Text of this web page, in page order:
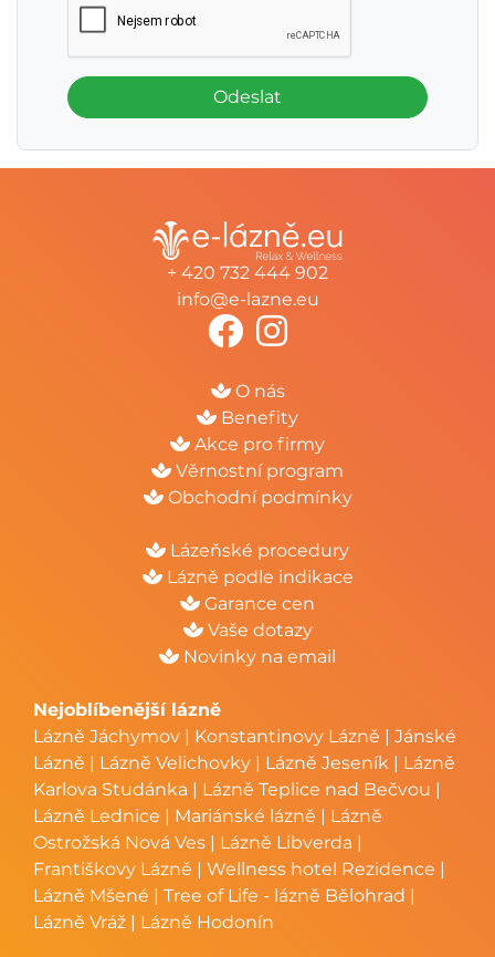
Odeslat
+ 420 732 444 902
info@e-lazne.eu
O nás
Benefity
Akce pro firmy
Věrnostní program
Obchodní podmínky
Lázeňské procedury
Lázně podle indikace
Garance cen
Vaše dotazy
Novinky na email
Nejoblíbenější lázně
Lázně Jáchymov
Konstantinovy Lázně
Jánské
Lázně | Lázně Velichovky Lázně Jeseník
Lázně
Karlova Studánka
Lázně Teplice nad Bečvou
Lázně Lednice
Mariánské lázně
Lázně
Ostrožská Nová Ves
Lázně Libverda
Františkovy Lázně | Wellness hotel Rezidence
Lázně Mšené | Tree of Life - lázně Bělohrad
Lázně Vráž | Lázně Hodonín